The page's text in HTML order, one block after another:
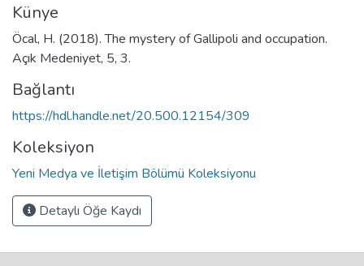
Künye
Öcal, H. (2018). The mystery of Gallipoli and occupation.
Açık Medeniyet, 5, 3.
Bağlantı
https://hdl.handle.net/20.500.12154/309
Koleksiyon
Yeni Medya ve İletişim Bölümü Koleksiyonu
Detaylı Öğe Kaydı